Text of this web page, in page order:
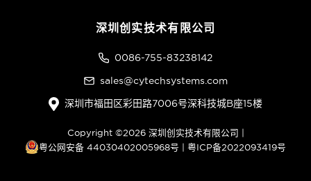
深圳创实技术有限公司
0086-755-83238142
sales@cytechsystems.com
深圳市福田区彩田路7006号深科技城B座15楼
Copyright ©2026 深圳创实技术有限公司 |
粤公网安备 44030402005968号
粤ICP备2022093419号